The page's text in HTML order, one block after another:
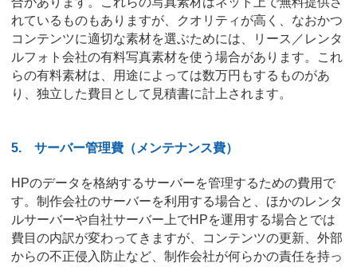
れているものもありますが、クオリティが高く、なおかつ
コンテンツに適切な素材を選ぶためには、リース／レンタ
ルフォト会社の有料写真素材を使う場合があります。これ
らの有料素材は、用途によっては数万円もするものがあ
り、独立した費目として見積書に計上されます。
5. サーバー管理費（メンテナンス費）
HPのデータを格納するサーバーを管理するための費用で
す。制作会社のサーバーを利用する場合と、ほかのレンタ
ルサーバーや自社サーバー上でHPを運用する場合とでは
費目の内訳が変わってきますが、コンテンツの更新、外部
からの不正侵入防止など、制作会社が何らかの責任を持っ